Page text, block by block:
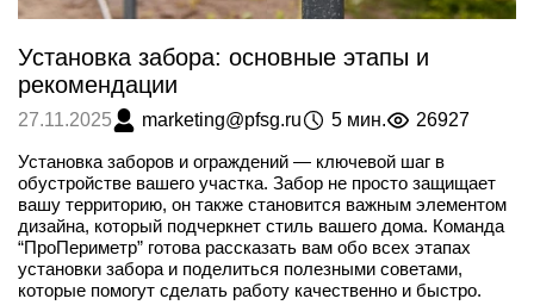
Установка забора: основные этапы и
рекомендации
27.11.2025 marketing@pfsg.ru 5 мин. 26927
Установка заборов и ограждений — ключевой шаг в
обустройстве вашего участка. Забор не просто защищает
вашу территорию, он также становится важным элементом
дизайна, который подчеркнет стиль вашего дома. Команда
“ПроПериметр” готова рассказать вам обо всех этапах
установки забора и поделиться полезными советами,
которые помогут сделать работу качественно и быстро.